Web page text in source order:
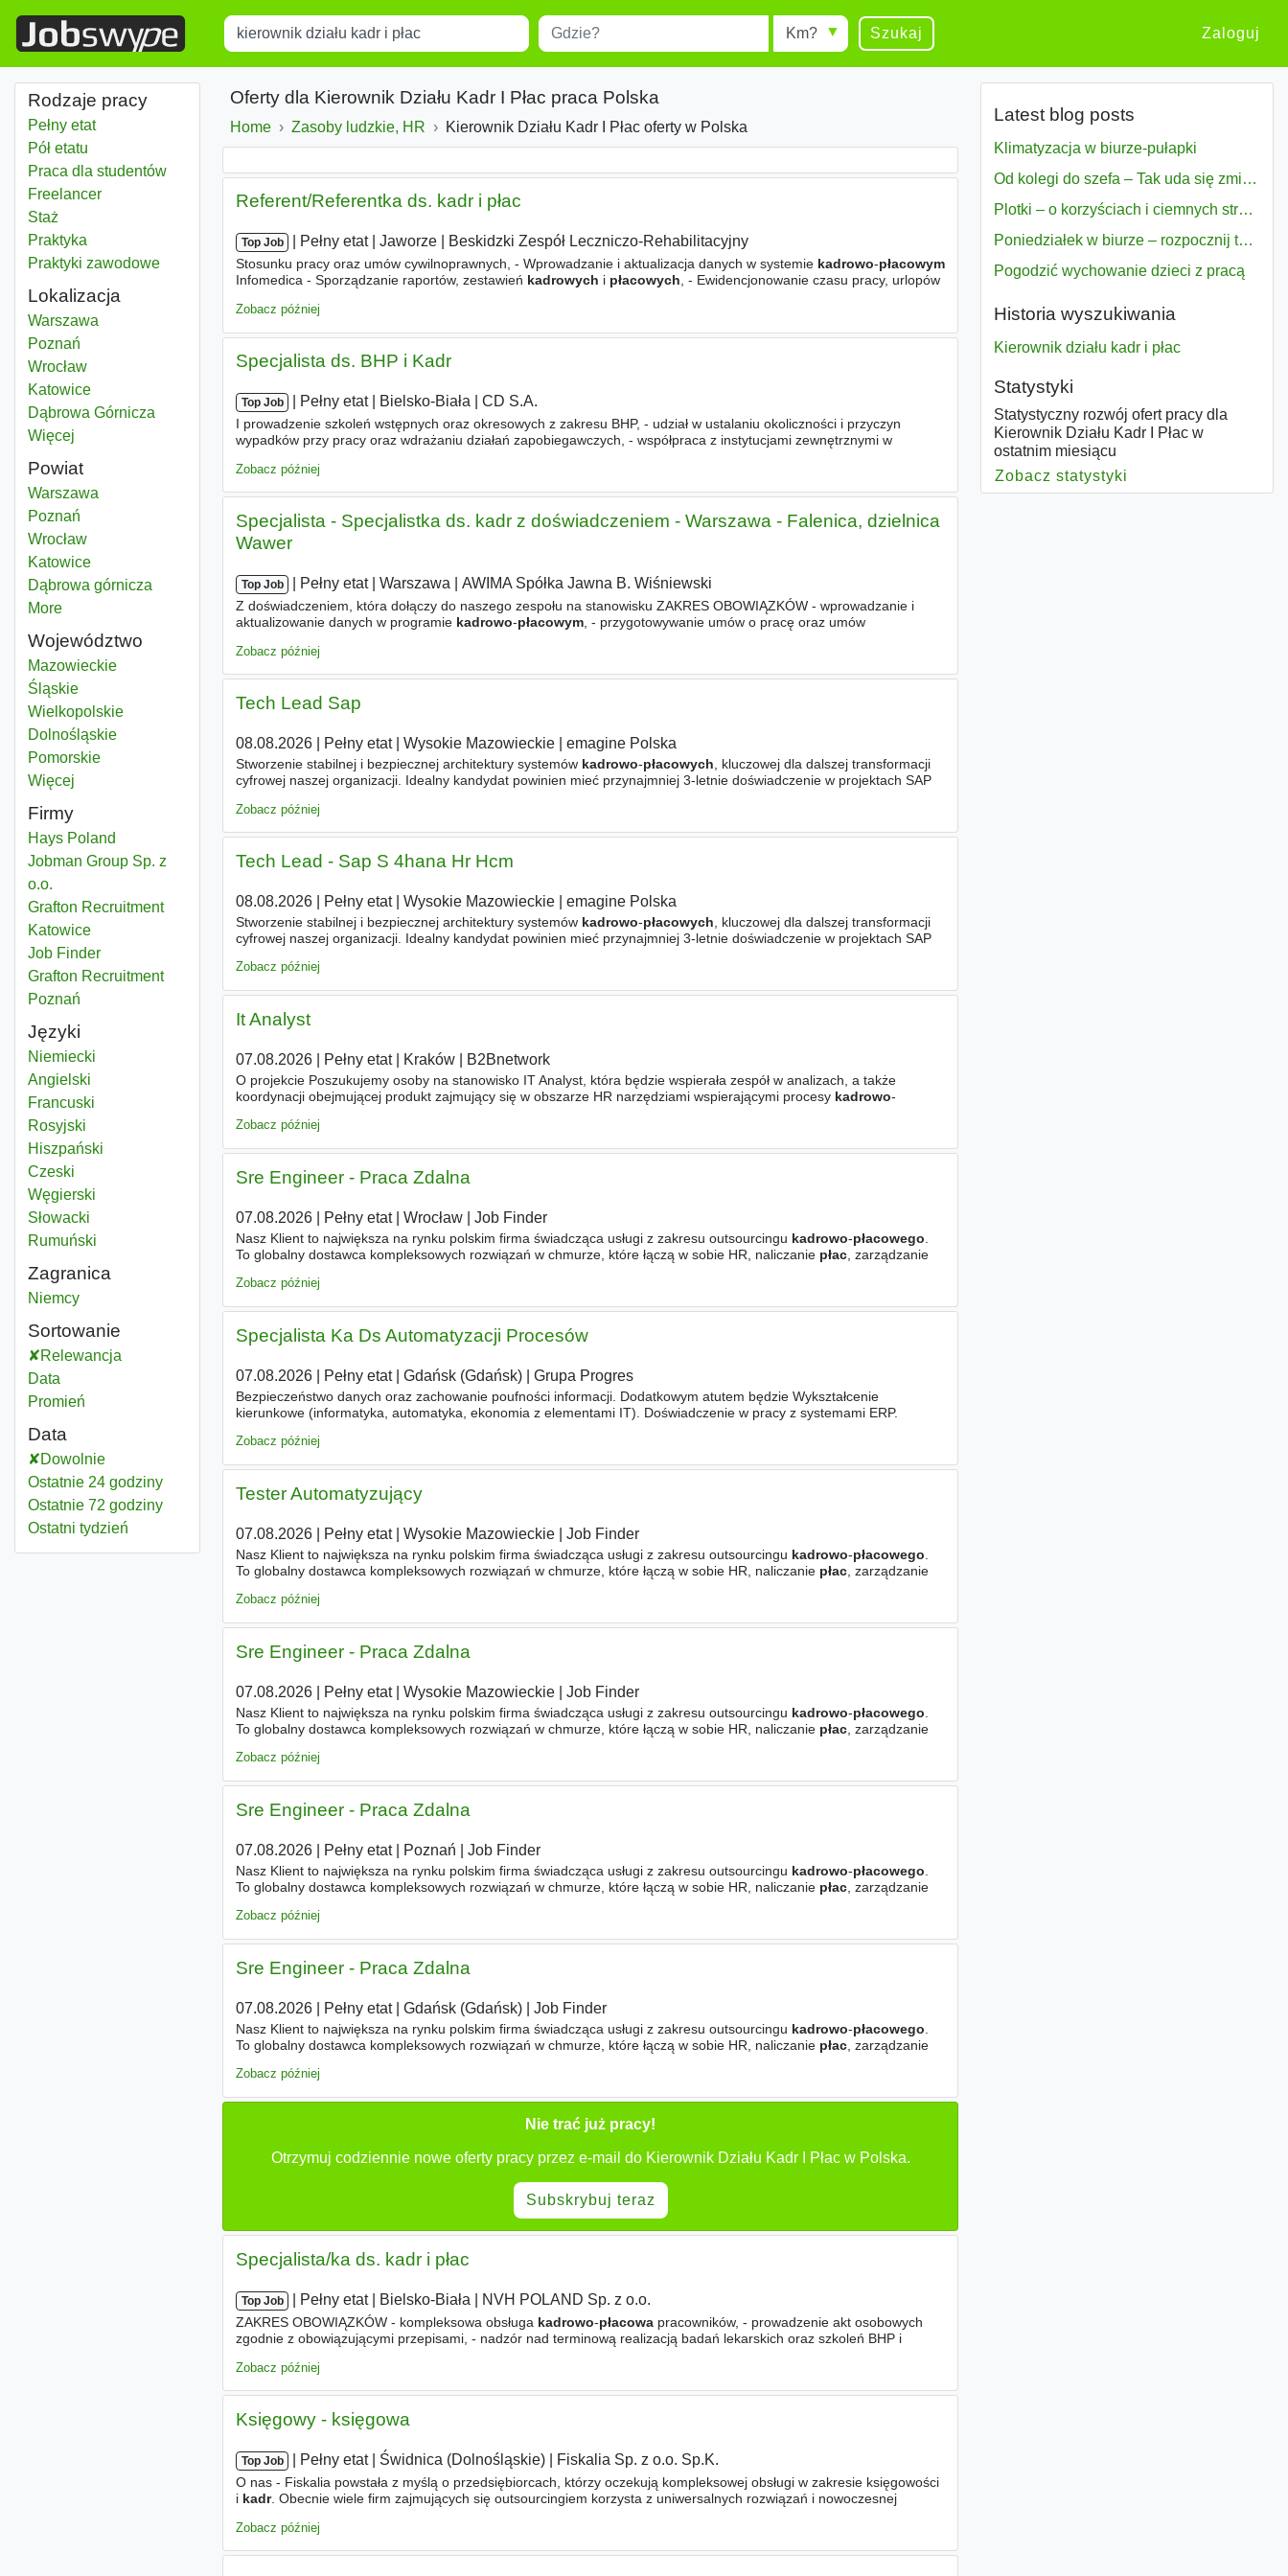
Title Miejscowość Radius Szukaj Zaloguj
Rodzaje pracy
Pełny etat
Pół etatu
Praca dla studentów
Freelancer
Staż
Praktyka
Praktyki zawodowe
Lokalizacja
Kierownik działu kadr i płac
Warszawa
Kierownik działu kadr i płac
Poznań
Kierownik działu kadr i płac
Wrocław
Kierownik działu kadr i płac
Katowice
Kierownik działu kadr i płac
Dąbrowa Górnicza
Więcej
Powiat
Kierownik działu kadr i płac
Warszawa
Kierownik działu kadr i płac
Poznań
Kierownik działu kadr i płac
WrocławPowiat
Kierownik działu kadr i płac
KatowicePowiat
Kierownik działu kadr i płac
Dąbrowa górnicza
Moredistricts
Województwo
Kierownik działu kadr i płac
MazowieckieWojewództwo
Kierownik działu kadr i płac
ŚląskieWojewództwo
Kierownik działu kadr i płac
WielkopolskieWojewództwo
Kierownik działu kadr i płac
DolnośląskieWojewództwo
Kierownik działu kadr i płac
PomorskieWojewództwo
Więcej
Firmy
Hays Poland
Jobman Group Sp. z
o.o.
Grafton Recruitment
Katowice
Job Finder
Grafton Recruitment
Poznań
Języki
Niemiecki
Angielski
Francuski
Rosyjski
Hiszpański
Czeski
Węgierski
Słowacki
Rumuński
Zagranica
Kierownik działu kadr i płac
Niemcy
Sortowanie
Relewancja
Data
Promień
Data
Dowolnie
Ostatnie 24 godziny
Ostatnie 72 godziny
Ostatni tydzień
Oferty dla Kierownik Działu Kadr I Płac praca Polska
Home Zasoby ludzkie, HR Kierownik Działu Kadr I Płac oferty w Polska
Referent/Referentka ds. kadr i płac
Top Job Pełny etat| Jaworze Beskidzki Zespół Leczniczo-Rehabilitacyjny
Stosunku pracy oraz umów cywilnoprawnych, - Wprowadzanie i aktualizacja danych w systemie kadrowo-płacowym
Infomedica - Sporządzanie raportów, zestawień kadrowych i płacowych , - Ewidencjonowanie czasu pracy, urlopów
Zobacz później
Specjalista ds. BHP i Kadr
Top Job Pełny etat| Bielsko-Biała CD S.A.
I prowadzenie szkoleń wstępnych oraz okresowych z zakresu BHP, - udział w ustalaniu okoliczności i przyczyn
wypadków przy pracy oraz wdrażaniu działań zapobiegawczych, - współpraca z instytucjami zewnętrznymi w
Zobacz później
Specjalista - Specjalistka ds. kadr z doświadczeniem - Warszawa - Falenica, dzielnica
Wawer
Top Job Pełny etat| Warszawa AWIMA Spółka Jawna B. Wiśniewski
Z doświadczeniem, która dołączy do naszego zespołu na stanowisku ZAKRES OBOWIĄZKÓW - wprowadzanie i
aktualizowanie danych w programie kadrowo-płacowym, - przygotowywanie umów o pracę oraz umów
aneksów
Zobacz później
Tech Lead Sap
08.08.2026| Pełny etat| Wysokie Mazowieckie| emagine Polska
Stworzenie stabilnej i bezpiecznej architektury systemów kadrowo-płacowych , kluczowej dla dalszej transformacji
cyfrowej naszej organizacji. Idealny kandydat powinien mieć przynajmniej 3-letnie doświadczenie w projektach SAP
Zobacz później
Tech Lead - Sap S 4hana Hr Hcm
08.08.2026| Pełny etat| Wysokie Mazowieckie| emagine Polska
Stworzenie stabilnej i bezpiecznej architektury systemów kadrowo-płacowych , kluczowej dla dalszej transformacji
cyfrowej naszej organizacji. Idealny kandydat powinien mieć przynajmniej 3-letnie doświadczenie w projektach SAP
Zobacz później
It Analyst
07.08.2026| Pełny etat| Kraków| B2Bnetwork
O projekcie Poszukujemy osoby na stanowisko IT Analyst, która będzie wspierała zespół w analizach, a także
koordynacji obejmującej produkt zajmujący się w obszarze HR narzędziami wspierającymi procesy kadrowo-
Zobacz później
Sre Engineer - Praca Zdalna
07.08.2026| Pełny etat| Wrocław| Job Finder
Nasz Klient to największa na rynku polskim firma świadcząca usługi z zakresu outsourcingu kadrowo-płacowego
To globalny dostawca kompleksowych rozwiązań w chmurze, które łączą w sobie HR, naliczanie płac, zarządzanie
Zobacz później
Specjalista Ka Ds Automatyzacji Procesów
07.08.2026| Pełny etat| Gdańsk (Gdańsk)| Grupa Progres
Bezpieczeństwo danych oraz zachowanie poufności informacji. Dodatkowym atutem będzie Wykształcenie
kierunkowe (informatyka, automatyka, ekonomia z elementami IT). Doświadczenie w pracy z systemami ERP.
Doświadczenie
Zobacz później
Tester Automatyzujący
07.08.2026| Pełny etat| Wysokie Mazowieckie| Job Finder
Nasz Klient to największa na rynku polskim firma świadcząca usługi z zakresu outsourcingu kadrowo-płacowego
To globalny dostawca kompleksowych rozwiązań w chmurze, które łączą w sobie HR, naliczanie płac, zarządzanie
Zobacz później
Sre Engineer - Praca Zdalna
07.08.2026| Pełny etat| Wysokie Mazowieckie| Job Finder
Nasz Klient to największa na rynku polskim firma świadcząca usługi z zakresu outsourcingu kadrowo-płacowego
To globalny dostawca kompleksowych rozwiązań w chmurze, które łączą w sobie HR, naliczanie płac, zarządzanie
Zobacz później
Sre Engineer - Praca Zdalna
07.08.2026| Pełny etat| Poznań Job Finder
Nasz Klient to największa na rynku polskim firma świadcząca usługi z zakresu outsourcingu kadrowo-płacowego
To globalny dostawca kompleksowych rozwiązań w chmurze, które łączą w sobie HR, naliczanie płac, zarządzanie
Zobacz później
Sre Engineer - Praca Zdalna
07.08.2026| Pełny etat| Gdańsk (Gdańsk)| Job Finder
Nasz Klient to największa na rynku polskim firma świadcząca usługi z zakresu outsourcingu kadrowo-płacowego
To globalny dostawca kompleksowych rozwiązań w chmurze, które łączą w sobie HR, naliczanie płac, zarządzanie
Zobacz później
Nie trać już pracy!
Otrzymuj codziennie nowe oferty pracy przez e-mail do Kierownik Działu Kadr I Płac w Polska.
Subskrybuj teraz
Specjalista/ka ds. kadr i płac
Top Job Pełny etat| Bielsko-Biała NVH POLAND Sp. z o.o.
ZAKRES OBOWIĄZKÓW - kompleksowa obsługa kadrowo-płacowapracowników, - prowadzenie akt osobowych
zgodnie z obowiązującymi przepisami, - nadzór nad terminową realizacją badań lekarskich oraz szkoleń BHP i
Zobacz później
Księgowy - księgowa
Top Job Pełny etat| Świdnica (Dolnośląskie) Fiskalia Sp. z o.o. Sp.K.
O nas - Fiskalia powstała z myślą o przedsiębiorcach, którzy oczekują kompleksowej obsługi w zakresie księgowości
i kadr. Obecnie wiele firm zajmujących się outsourcingiem korzysta z uniwersalnych rozwiązań i nowoczesnej
Zobacz później
Latest blog posts
Klimatyzacja w biurze-pułapki
Od kolegi do szefa – Tak uda się zmiana bezproblemowo
Plotki – o korzyściach i ciemnych stronach
Poniedziałek w biurze – rozpocznij tydzień w pełni zmotywowany
Pogodzić wychowanie dzieci z pracą
Historia wyszukiwania
Kierownik działu kadr i płac
Statystyki
Statystyczny rozwój ofert pracy dla
Kierownik Działu Kadr I Płac w
ostatnim miesiącu
Zobacz statystyki